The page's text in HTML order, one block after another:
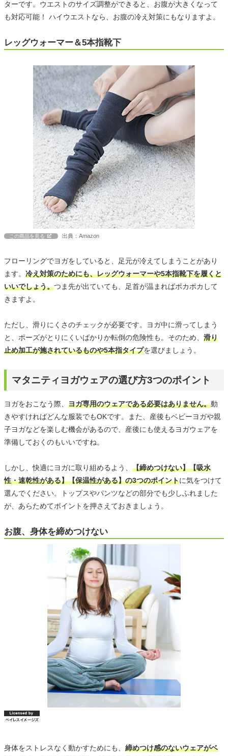
ターです。ウエストのサイズ調整ができると、お腹が大きくなって
も対応可能！ ハイウエストなら、お腹の冷え対策にもなりますよ。
レッグウォーマー＆5本指靴下
この商品を見る 出典：Amazon
フローリングでヨガをしていると、足元が冷えてしまうことがあり
ます。 冷え対策のためにも、レッグウォーマーや5本指靴下を履くと
いいでしょう。つま先が出ていても、足首が温まればポカポカして
きますよ。
ただし、滑りにくさのチェックが必要です。ヨガ中に滑ってしまう
と、ポーズがとりにくいばかりか転倒の危険性も。そのため、 滑り
止め加工が施されているものや5本指タイプを選びましょう。
マタニティヨガウェアの選び方3つのポイント
ヨガをおこなう際、 ヨガ専用のウェアである必要はありません。動
きやすければどんな服装でもOKです。また、産後もベビーヨガや親
子ヨガなどを楽しむ機会があるので、産後にも使えるヨガウェアを
準備しておくのもいいですね。
しかし、快適にヨガに取り組めるよう、 【締めつけない】【吸水
性・速乾性がある】【保温性がある】の3つのポイントに気をつけて
選んでください。トップスやパンツなどの部分でも少しふれました
が、あらためてポイントを押さえておきましょう。
お腹、身体を締めつけない
身体をストレスなく動かすためにも、 締めつけ感のないウェアがベ